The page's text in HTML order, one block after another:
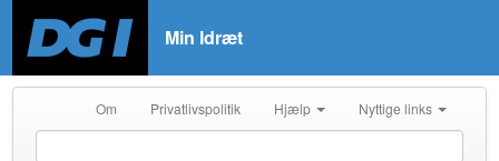
Min Idræt
Om Privatlivspolitik Hjælp Nyttige links